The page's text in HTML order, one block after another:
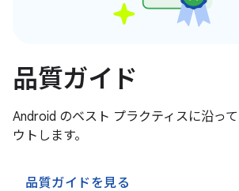
品質ガイド
Android のベスト プラクティスに沿っ
ウトします。
品質ガイドを見る